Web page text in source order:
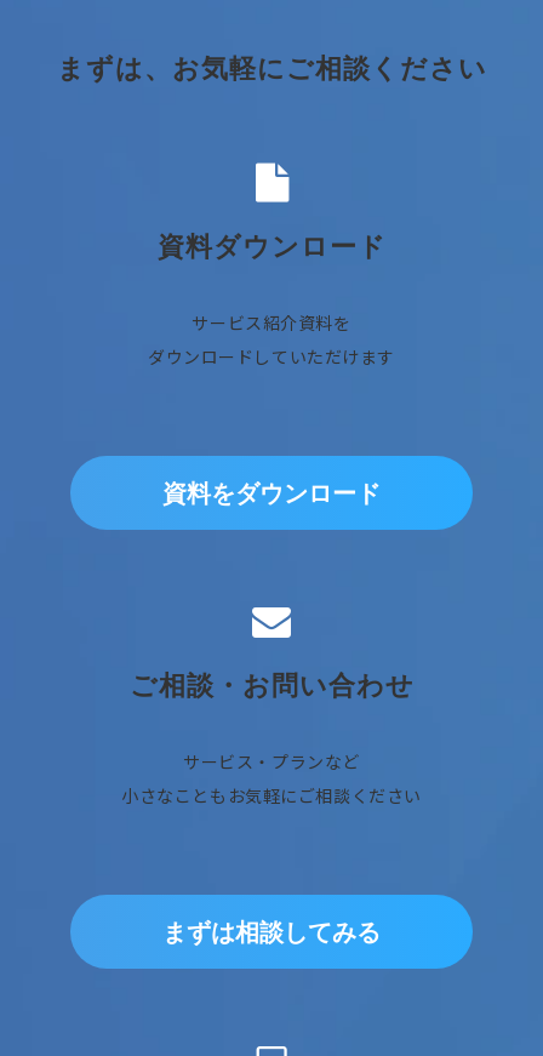
まずは、お気軽にご相談ください
資料ダウンロード
サービス紹介資料を
ダウンロードしていただけます
資料をダウンロード
ご相談・お問い合わせ
サービス・プランなど
小さなこともお気軽にご相談ください
まずは相談してみる